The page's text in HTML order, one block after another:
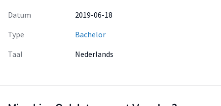
Datum
2019-06-18
Type
Bachelor
Taal
Nederlands